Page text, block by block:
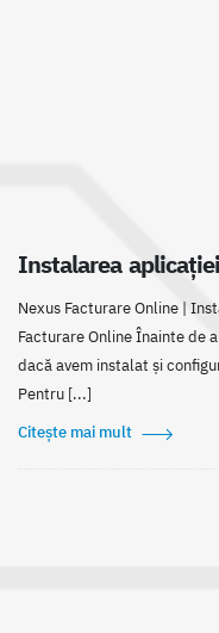
Instalarea
Nexus Facturare Online |
Facturare Online Înainte de
dacă avem instalat și
Pentru [...]
Citește mai mult